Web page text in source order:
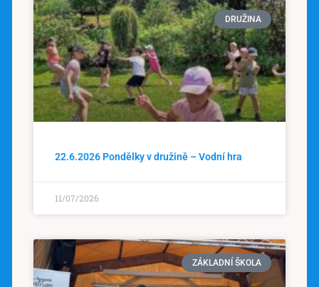
DRUŽINA
22.6.2026 Pondělky v družině – Vodní hra
11/07/2026
ZÁKLADNÍ ŠKOLA